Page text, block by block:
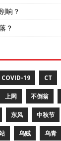
响？
？
COVID-19 CT
上网 不倒翁
东风 中秋节
乌贼 乌青